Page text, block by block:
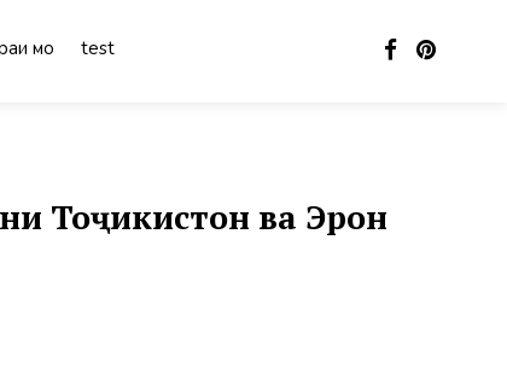
мо test
Тоҷикистон ва Эрон